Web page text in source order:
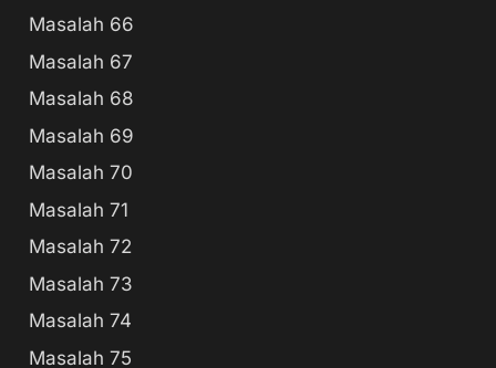
Masalah 66
Masalah 67
Masalah 68
Masalah 69
Masalah 70
Masalah 71
Masalah 72
Masalah 73
Masalah 74
Masalah 75